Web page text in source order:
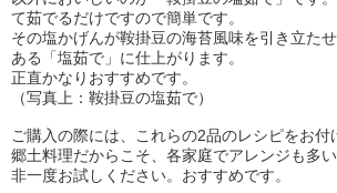
て茹でるだけですので簡単です。
その塩かげんが鞍掛豆の海苔風味を引き立た
ある「塩茹で」に仕上がります。
正直かなりおすすめです。
（写真上：鞍掛豆の塩茹で）
ご購入の際には、これらの2品のレシピをお
郷土料理だからこそ、各家庭でアレンジも多
非一度お試しください。おすすめです。